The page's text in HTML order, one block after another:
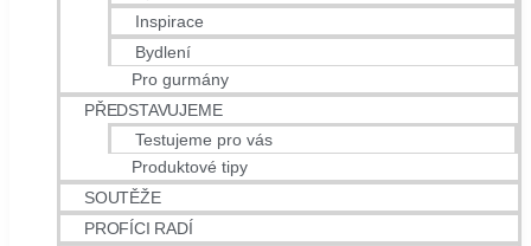
Inspirace
Bydlení
Pro gurmány
PŘEDSTAVUJEME
Testujeme pro vás
Produktové tipy
SOUTĚŽE
PROFÍCI RADÍ